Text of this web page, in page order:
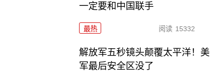
一定要和中国联手
最热 阅读 15332
解放军五秒镜头颠覆太平洋！美
军最后安全区没了